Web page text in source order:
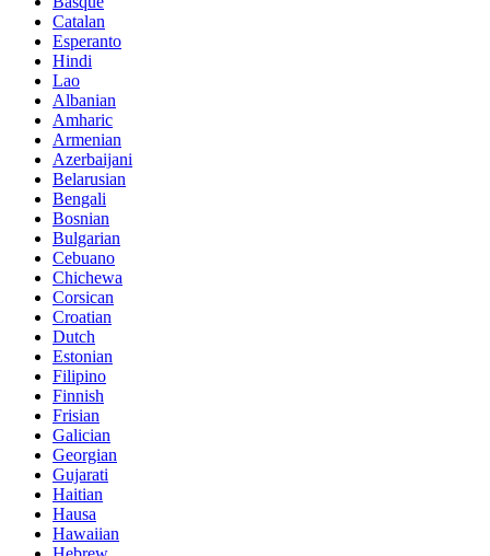
Catalan
Esperanto
Hindi
Lao
Albanian
Amharic
Armenian
Azerbaijani
Belarusian
Bengali
Bosnian
Bulgarian
Cebuano
Chichewa
Corsican
Croatian
Dutch
Estonian
Filipino
Finnish
Frisian
Galician
Georgian
Gujarati
Haitian
Hausa
Hawaiian